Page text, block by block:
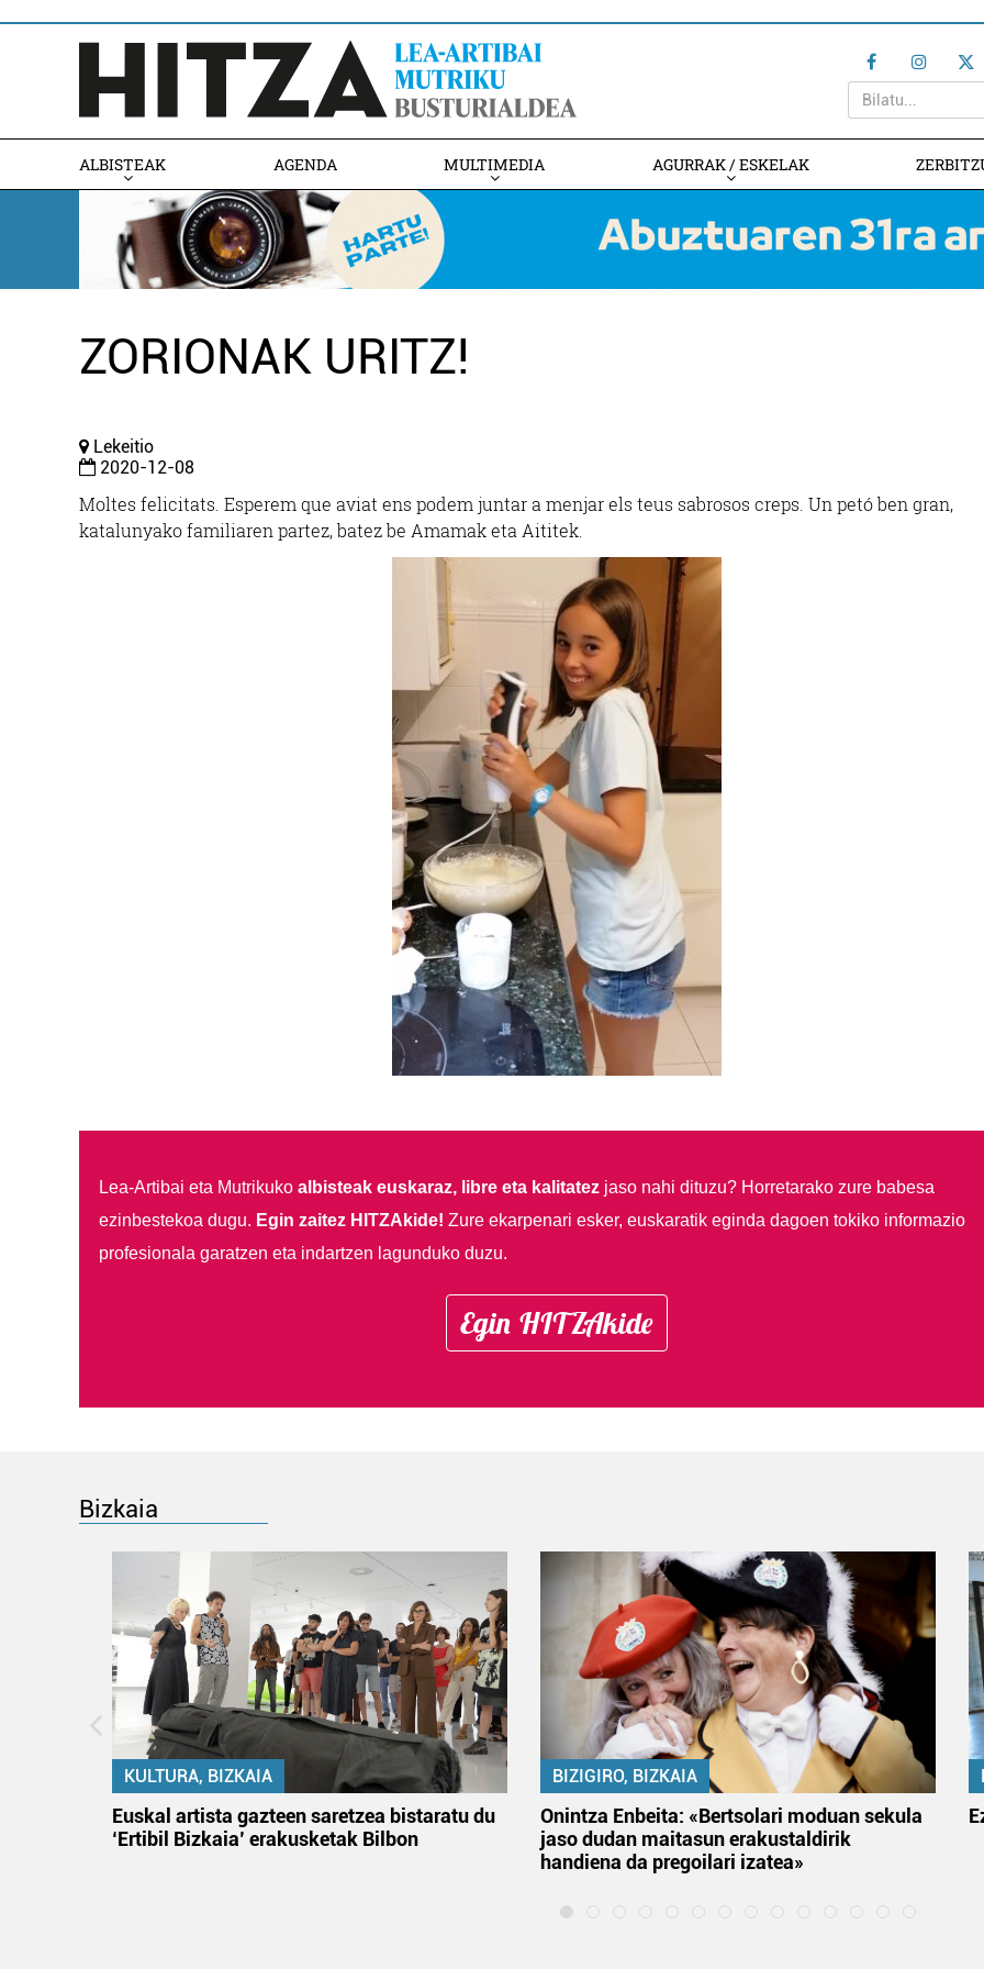
ALBISTEAK AGENDA MULTIMEDIA AGURRAK / ESKELAK
ZORIONAK URITZ!
Lekeitio
2020-12-08
Moltes felicitats. Esperem que aviat ens podem juntar a menjar els teus sabrosos creps. Un petó ben gran,
katalunyako familiaren partez, batez be Amamak eta Aititek.
Lea-Artibai eta Mutrikuko albisteak euskaraz, libre eta kalitatezjaso nahi dituzu? Horretarako zure babesa
ezinbestekoa dugu. Egin zaitez HITZAkide! Zure ekarpenari esker, euskaratik eginda dagoen tokiko informazio
profesionala garatzen eta indartzen lagunduko duzu.
Egin HITZAkide
Bizkaia
KULTURA, BIZKAIA
Euskal artista gazteen saretzea bistaratu du
‘Ertibil Bizkaia’ erakusketak Bilbon
BIZIGIRO, BIZKAIA
Onintza Enbeita: «Bertsolari moduan sekula
jaso dudan maitasun erakustaldirik
handiena da pregoilari izatea»